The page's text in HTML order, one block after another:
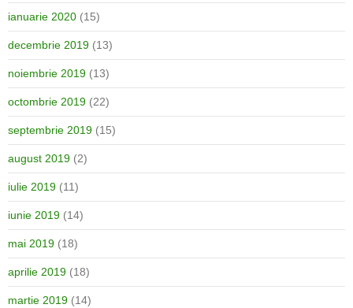
ianuarie 2020 (15)
decembrie 2019 (13)
noiembrie 2019 (13)
octombrie 2019 (22)
septembrie 2019 (15)
august 2019 (2)
iulie 2019 (11)
iunie 2019 (14)
mai 2019 (18)
aprilie 2019 (18)
martie 2019 (14)